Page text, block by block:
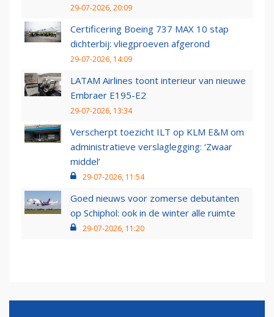
29-07-2026, 20:09
Certificering Boeing 737 MAX 10 stap
dichterbij: vliegproeven afgerond
29-07-2026, 14:09
LATAM Airlines toont interieur van nieuwe
Embraer E195-E2
29-07-2026, 13:34
Verscherpt toezicht ILT op KLM E&M om
administratieve verslaglegging: ‘Zwaar
middel’
29-07-2026, 11:54
Goed nieuws voor zomerse debutanten
op Schiphol: ook in de winter alle ruimte
29-07-2026, 11:20